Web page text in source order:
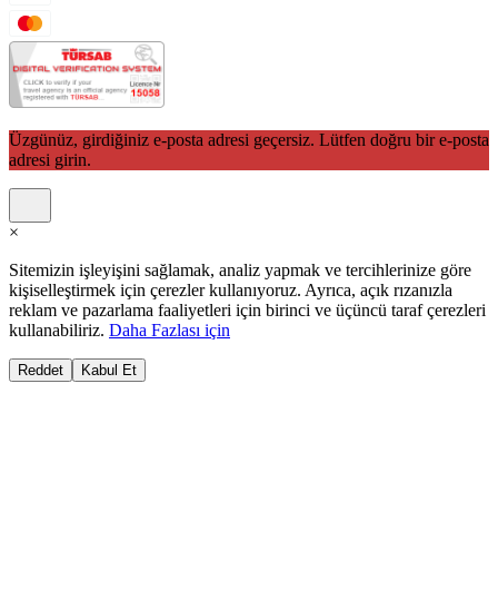
Üzgünüz, girdiğiniz e-posta adresi geçersiz. Lütfen doğru bir e-posta
adresi girin.
×
Sitemizin işleyişini sağlamak, analiz yapmak ve tercihlerinize göre
kişiselleştirmek için çerezler kullanıyoruz. Ayrıca, açık rızanızla
reklam ve pazarlama faaliyetleri için birinci ve üçüncü taraf çerezleri
kullanabiliriz. Daha Fazlası için
Reddet Kabul Et